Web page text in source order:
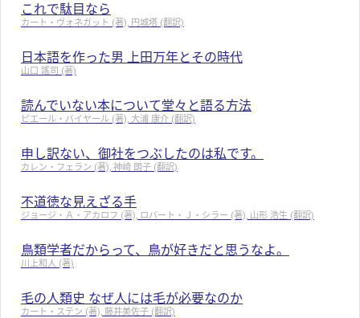
これで駄目なら
カート・ヴォネガット (著), 円城塔 (翻訳)
日本語を作った男 上田万年とその時代
山口 謠司 (著)
読んでいない本について堂々と語る方法
ピエール・バイヤール (著), 大浦 康介 (翻訳)
申し訳ない、御社をつぶしたのは私です。
カレン・フェラン (著), 神崎 朗子 (翻訳)
不道徳な見えざる手
ジョージ・Ａ・アカロフ (著), ロバート・Ｊ・シラー (著), 山形 浩生 (翻訳)
鳥類学者だからって、鳥が好きだと思うなよ。
川上和人 (著)
毛の人類史 なぜ人には毛が必要なのか
カート・ステン (著), 藤井美佐子 (翻訳)